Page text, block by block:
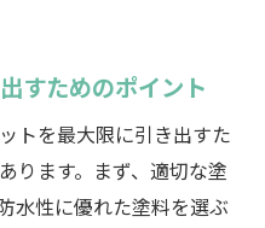
すためのポイント
トを最大限に引き出すた
ります。まず、適切な塗
水性に優れた塗料を選ぶ